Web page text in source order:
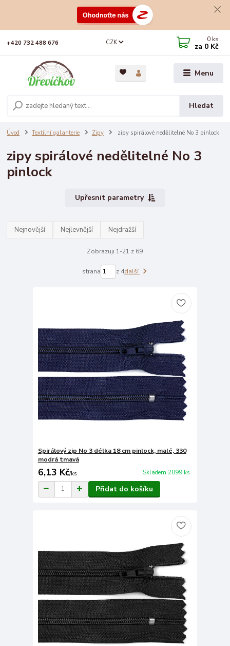
Menu
CZK
Hledat
+420 732 488 676 0 ks
za 0 Kč
Úvod Textilní galanterie Zipy zipy spirálové nedělitelné No 3 pinlock
zipy spirálové nedělitelné No 3
pinlock
Upřesnit parametry
Nejnovější Nejlevnější Nejdražší
Zobrazuji 1-21 z 69
strana z 4další
Spirálový zip No 3 délka 18 cm pinlock, malé, 330
modrá tmavá
6,13 Kč/ks Skladem 2899 ks
Přidat do košíku